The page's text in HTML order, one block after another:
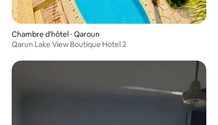
Chambre d'hôtel ⋅ Qaroun
Qarun Lake View Boutique Hotel 2